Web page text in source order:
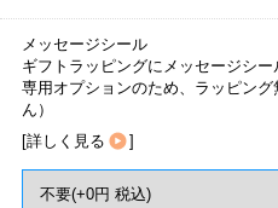
メッセージシール
ギフトラッピングにメッセージシ
専用オプションのため、ラッピン
ん）
[詳しく見る ]